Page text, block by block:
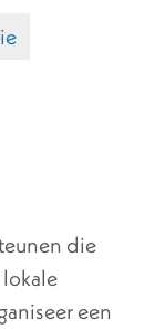
die
een